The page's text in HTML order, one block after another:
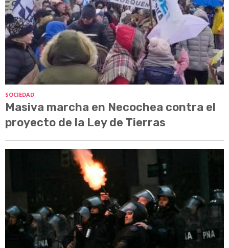
SOCIEDAD
Masiva marcha en Necochea contra el
proyecto de la Ley de Tierras